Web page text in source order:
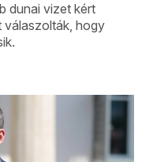
dunai vizet kért
válaszolták, hogy